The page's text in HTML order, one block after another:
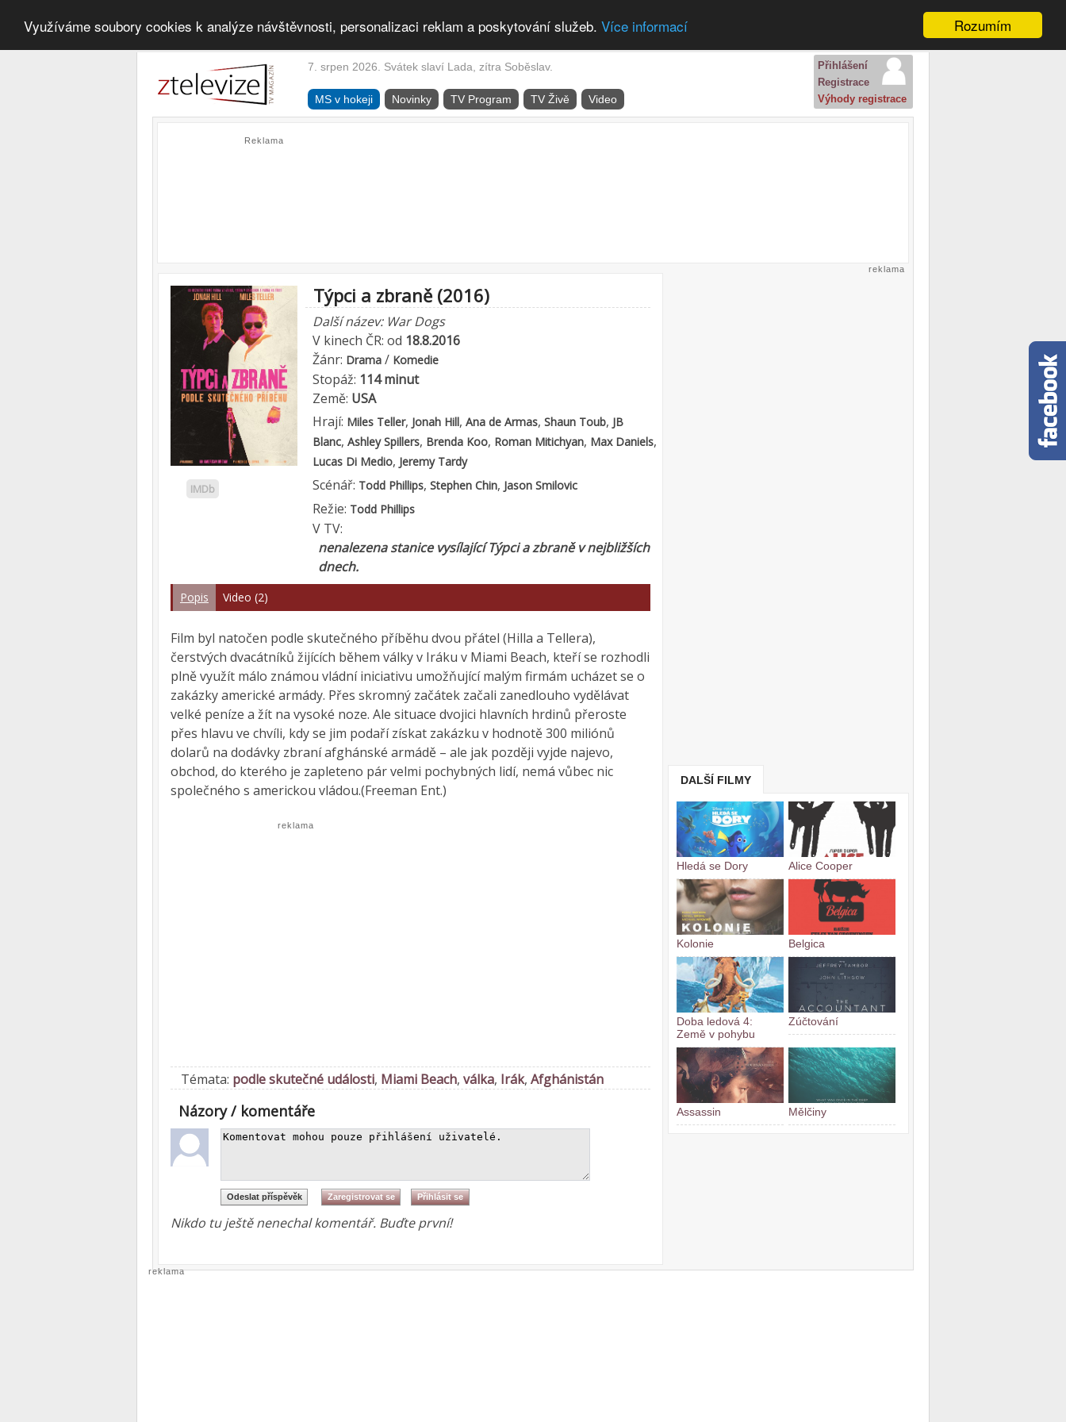
Rozumím
Využíváme soubory cookies k analýze návštěvnosti, personalizaci reklam a poskytování služeb. Více informací
7. srpen 2026. Svátek slaví Lada, zítra Soběslav.
MS v hokeji Novinky TV Program TV Živě Video
Přihlášení
Registrace
Výhody registrace
Reklama
reklama
DALŠÍ FILMY
Hledá se Dory Alice Cooper
Kolonie Belgica
Doba ledová 4:
Země v pohybu
Zúčtování
Assassin Mělčiny
IMDb
Týpci a zbraně (2016)
Další název: War Dogs
V kinech ČR: od 18.8.2016
Žánr: Drama / Komedie
Stopáž: 114 minut
Země: USA
Hrají: Miles Teller, Jonah Hill, Ana de Armas, Shaun Toub, JB
Blanc, Ashley Spillers, Brenda Koo, Roman Mitichyan, Max Daniels,
Lucas Di Medio, Jeremy Tardy
Scénář: Todd Phillips, Stephen Chin, Jason Smilovic
Režie: Todd Phillips
V TV:
nenalezena stanice vysílající Týpci a zbraně v nejbližších
dnech.
Popis Video (2)
Film byl natočen podle skutečného příběhu dvou přátel (Hilla a Tellera),
čerstvých dvacátníků žijících během války v Iráku v Miami Beach, kteří se rozhodli
plně využít málo známou vládní iniciativu umožňující malým firmám ucházet se o
zakázky americké armády. Přes skromný začátek začali zanedlouho vydělávat
velké peníze a žít na vysoké noze. Ale situace dvojici hlavních hrdinů přeroste
přes hlavu ve chvíli, kdy se jim podaří získat zakázku v hodnotě 300 miliónů
dolarů na dodávky zbraní afghánské armádě – ale jak později vyjde najevo,
obchod, do kterého je zapleteno pár velmi pochybných lidí, nemá vůbec nic
společného s americkou vládou.(Freeman Ent.)
reklama
Témata: podle skutečné události, Miami Beach, válka, Irák, Afghánistán
Názory / komentáře
Nikdo tu ještě nenechal komentář. Buďte první!
reklama